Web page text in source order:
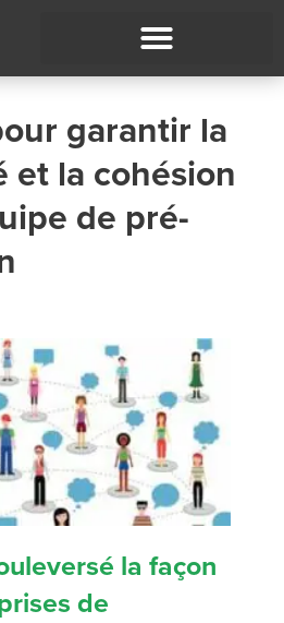
garantir la
et la cohésion
de pré-
la façon
de